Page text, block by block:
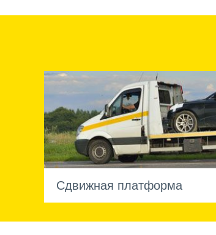
Сдвижная платформа